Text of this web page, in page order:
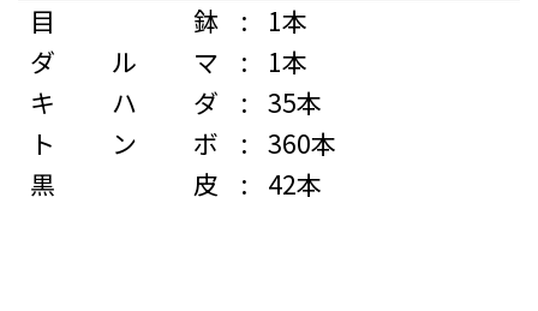
目鉢 :
1本
ダルマ
:
1本
キハダ
: 35本
トンボ
: 360本
黒皮
: 42本